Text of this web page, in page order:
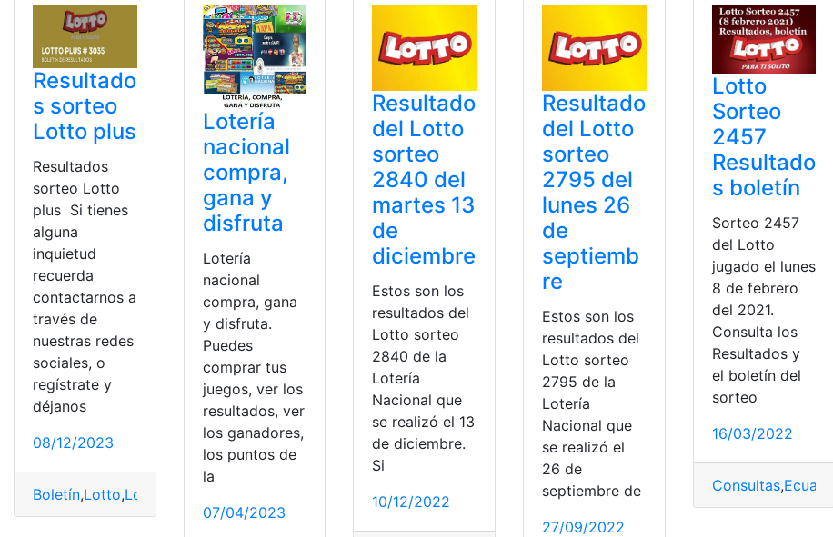
Resultado
s sorteo
Lotto plus
Resultados
sorteo Lotto
plus Si tienes
alguna
inquietud
recuerda
contactarnos a
través de
nuestras redes
sociales, o
regístrate y
déjanos
08/12/2023
Boletín,Lotto,Lotto plus Sorteo, Suerte
Lotería
nacional
compra,
gana y
disfruta
Lotería
nacional
compra, gana
y disfruta.
Puedes
comprar tus
juegos, ver los
resultados, ver
los ganadores,
los puntos de
la
07/04/2023
Resultado
del Lotto
sorteo
2840 del
martes 13
de
diciembre
Estos son los
resultados del
Lotto sorteo
2840 de la
Lotería
Nacional que
se realizó el 13
de diciembre.
Si
10/12/2022
Resultado
del Lotto
sorteo
2795 del
lunes 26
de
septiemb
re
Estos son los
resultados del
Lotto sorteo
2795 de la
Lotería
Nacional que
se realizó el
26 de
septiembre de
27/09/2022
Lotto
Sorteo
2457
Resultado
s boletín
Sorteo 2457
del Lotto
jugado el lunes
8 de febrero
del 2021.
Consulta los
Resultados y
el boletín del
sorteo
16/03/2022
Consultas,Ecuador